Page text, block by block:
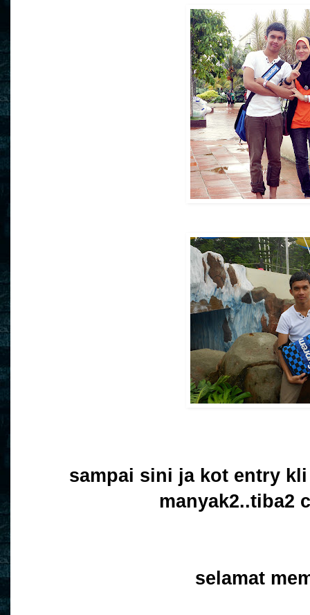
sampai sini ja kot entry
manyak2..tiba2
selamat